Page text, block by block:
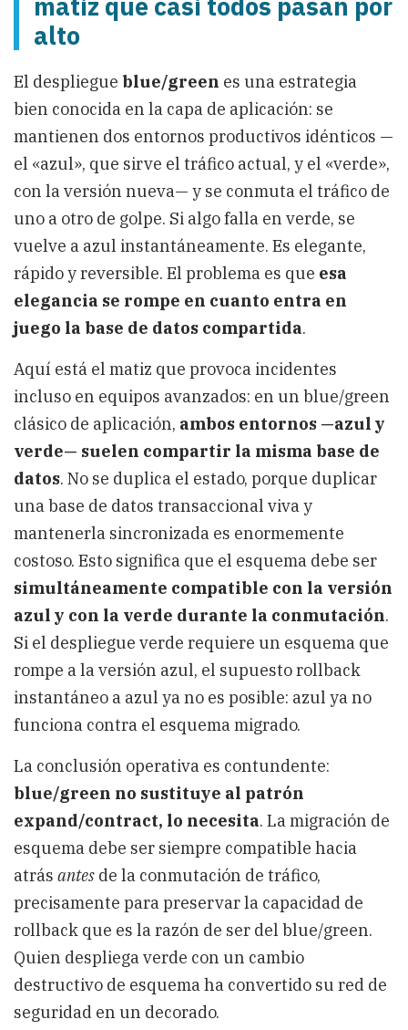
alto
El despliegue blue/green es una estrategia
bien conocida en la capa de aplicación: se
mantienen dos entornos productivos idénticos —
el «azul», que sirve el tráfico actual, y el «verde»,
con la versión nueva— y se conmuta el tráfico de
uno a otro de golpe. Si algo falla en verde, se
vuelve a azul instantáneamente. Es elegante,
rápido y reversible. El problema es que esa
elegancia se rompe en cuanto entra en
juego la base de datos compartida.
Aquí está el matiz que provoca incidentes
incluso en equipos avanzados: en un blue/green
clásico de aplicación, ambos entornos —azul y
verde— suelen compartir la misma base de
datos. No se duplica el estado, porque duplicar
una base de datos transaccional viva y
mantenerla sincronizada es enormemente
costoso. Esto significa que el esquema debe ser
simultáneamente compatible con la versión
azul y con la verde durante la conmutación.
Si el despliegue verde requiere un esquema que
rompe a la versión azul, el supuesto rollback
instantáneo a azul ya no es posible: azul ya no
funciona contra el esquema migrado.
La conclusión operativa es contundente:
blue/green no sustituye al patrón
expand/contract, lo necesita. La migración de
esquema debe ser siempre compatible hacia
atrás antes de la conmutación de tráfico,
precisamente para preservar la capacidad de
rollback que es la razón de ser del blue/green.
Quien despliega verde con un cambio
destructivo de esquema ha convertido su red de
seguridad en un decorado.